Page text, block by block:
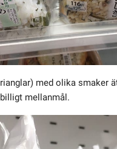
med olika smaker
mellanmål.